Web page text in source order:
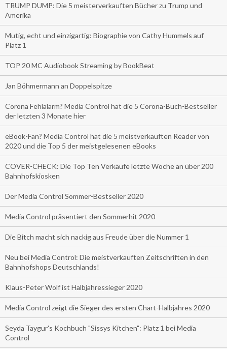
TRUMP DUMP: Die 5 meisterverkauften Bücher zu Trump und
Amerika
Mutig, echt und einzigartig: Biographie von Cathy Hummels auf
Platz 1
TOP 20 MC Audiobook Streaming by BookBeat
Jan Böhmermann an Doppelspitze
Corona Fehlalarm? Media Control hat die 5 Corona-Buch-Bestseller
der letzten 3 Monate hier
eBook-Fan? Media Control hat die 5 meistverkauften Reader von
2020 und die Top 5 der meistgelesenen eBooks
COVER-CHECK: Die Top Ten Verkäufe letzte Woche an über 200
Bahnhofskiosken
Der Media Control Sommer-Bestseller 2020
Media Control präsentiert den Sommerhit 2020
Die Bitch macht sich nackig aus Freude über die Nummer 1
Neu bei Media Control: Die meistverkauften Zeitschriften in den
Bahnhofshops Deutschlands!
Klaus-Peter Wolf ist Halbjahressieger 2020
Media Control zeigt die Sieger des ersten Chart-Halbjahres 2020
Seyda Taygur's Kochbuch "Sissys Kitchen": Platz 1 bei Media
Control